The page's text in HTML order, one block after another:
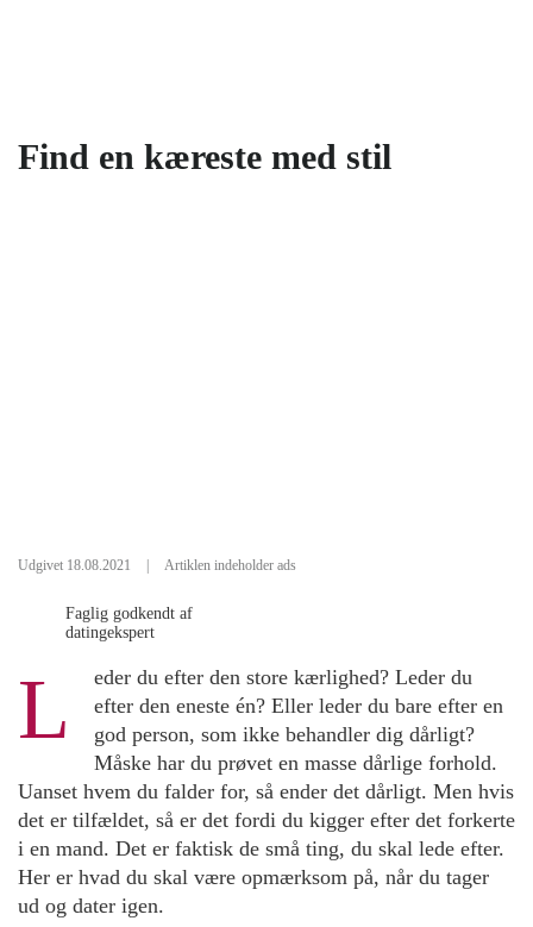
Find en kæreste med stil
Udgivet 18.08.2021 Artiklen indeholder ads
Faglig godkendt af
datingekspert
L
eder du efter den store kærlighed? Leder du
efter den eneste én? Eller leder du bare efter en
god person, som ikke behandler dig dårligt?
Måske har du prøvet en masse dårlige forhold.
Uanset hvem du falder for, så ender det dårligt. Men hvis
det er tilfældet, så er det fordi du kigger efter det forkerte
i en mand. Det er faktisk de små ting, du skal lede efter.
Her er hvad du skal være opmærksom på, når du tager
ud og dater igen.